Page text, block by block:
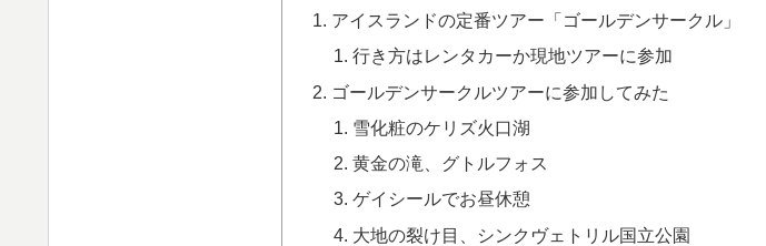
アイスランドの定番ツアー「ゴールデンサークル」
行き方はレンタカーか現地ツアーに参加
ゴールデンサークルツアーに参加してみた
雪化粧のケリズ火口湖
黄金の滝、グトルフォス
ゲイシールでお昼休憩
大地の裂け目、シンクヴェトリル国立公園